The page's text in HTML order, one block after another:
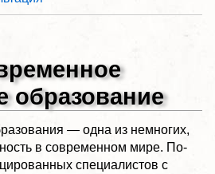
образование
— одна из немногих,
в современном мире. По-
специалистов с